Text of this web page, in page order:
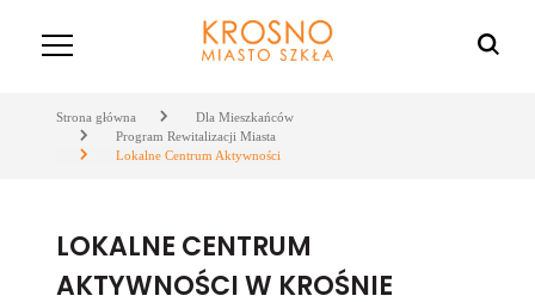
Strona główna
Dla Mieszkańców
Program Rewitalizacji Miasta
Lokalne Centrum Aktywności
LOKALNE CENTRUM
AKTYWNOŚCI W KROŚNIE